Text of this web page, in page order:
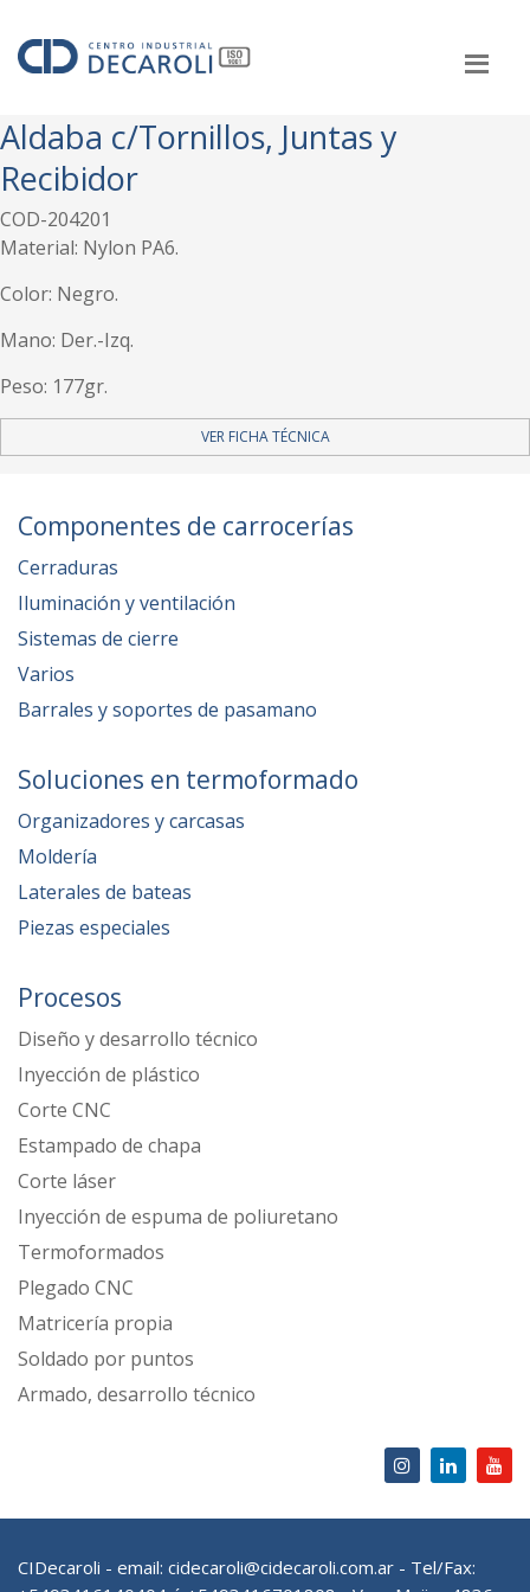
Aldaba c/Tornillos, Juntas y
Recibidor
COD-204201
Material: Nylon PA6.
Color: Negro.
Mano: Der.-Izq.
Peso: 177gr.
VER FICHA TÉCNICA
Componentes de carrocerías
Cerraduras
Iluminación y ventilación
Sistemas de cierre
Varios
Barrales y soportes de pasamano
Soluciones en termoformado
Organizadores y carcasas
Moldería
Laterales de bateas
Piezas especiales
Procesos
Diseño y desarrollo técnico
Inyección de plástico
Corte CNC
Estampado de chapa
Corte láser
Inyección de espuma de poliuretano
Termoformados
Plegado CNC
Matricería propia
Soldado por puntos
Armado, desarrollo técnico
CIDecaroli - email: cidecaroli@cidecaroli.com.ar - Tel/Fax: